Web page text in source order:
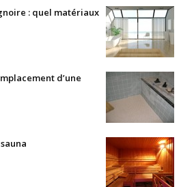
: quel matériaux
d’une